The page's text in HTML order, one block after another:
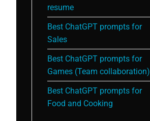
resume
Best ChatGPT prompts for
Sales
Best ChatGPT prompts for
Games (Team collaboration)
Best ChatGPT prompts for
Food and Cooking